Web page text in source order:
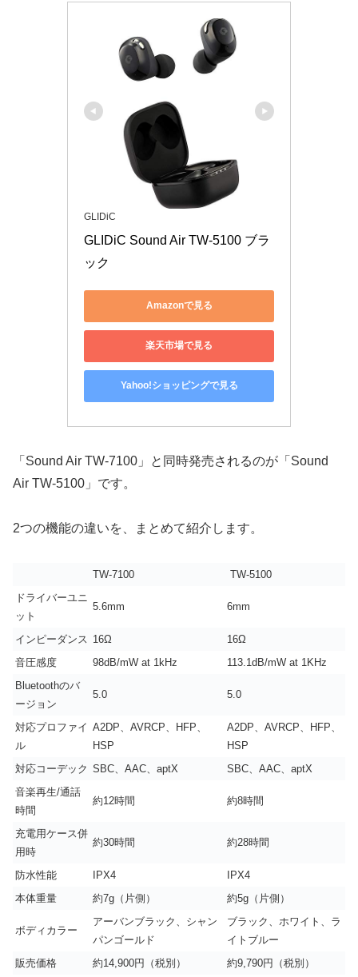
GLIDiC
GLIDiC Sound Air TW-5100 ブラ
ック
Amazonで見る
楽天市場で見る
Yahoo!ショッピングで見る
「Sound Air TW-7100」と同時発売されるのが「Sound
Air TW-5100」です。
2つの機能の違いを、まとめて紹介します。
TW-7100
TW-5100
ドライバーユニ
ット
5.6mm 6mm
インピーダンス 16Ω
16Ω
音圧感度
98dB/mW at 1kHz
113.1dB/mW at 1KHz
Bluetoothのバ
ージョン
5.0 5.0
対応プロファイ
ル
A2DP、AVRCP、HFP、
HSP
A2DP、AVRCP、HFP、
HSP
対応コーデック SBC、AAC、aptX
SBC、AAC、aptX
音楽再生/通話
時間
約12時間 約8時間
充電用ケース併
用時
約30時間 約28時間
防水性能 IPX4
IPX4
本体重量
約7g（片側） 約5g（片側）
ボディカラー
アーバンブラック、シャン
パンゴールド
ブラック、ホワイト、ラ
イトブルー
販売価格
約14,900円（税別） 約9,790円（税別）